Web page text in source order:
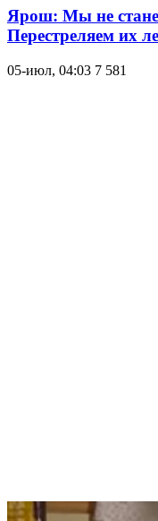
Ярош: Мы не
Перестреляем их
05-июл, 04:03 7 581